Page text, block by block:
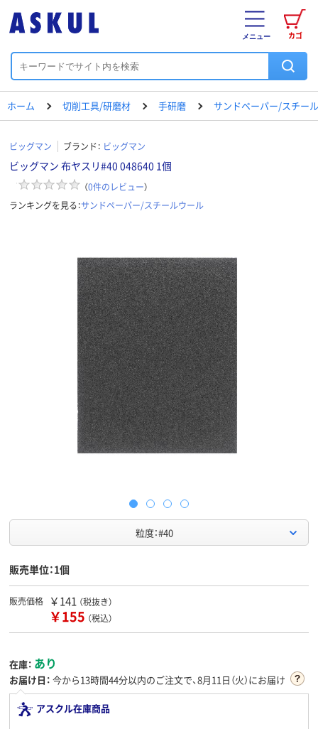
カゴ
メニュー
ホーム 切削工具/研磨材 手研磨 サンドペーパー/スチー
ビッグマン ブランド： ビッグマン
ビッグマン 布ヤスリ#40 048640 1個
（0件のレビュー）
ランキングを見る：サンドペーパー/スチールウール
粒度：#40
販売単位：1個
販売価格 ￥141 （税抜き）
￥155 （税込）
在庫： あり
お届け日： 今から13時間44分以内のご注文で、8月11日（火）にお届け
アスクル在庫商品